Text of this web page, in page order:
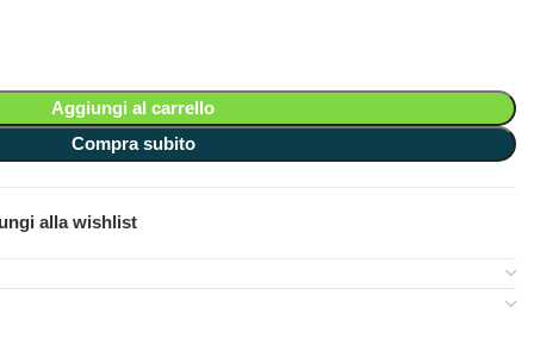
Aggiungi al carrello
Compra subito
alla wishlist